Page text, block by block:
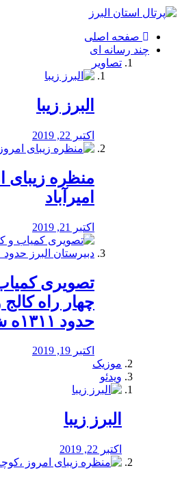
فصد
شرق
تهران
خشکشویی
صفحه اصلی
چند رسانه ای
تصاویر
البرز زیبا
اکتبر 22, 2019
منظره‌‌ زیبای
امیرآباد
اکتبر 21, 2019
️تصویری
چهار راه كالج
حدود ۱۳۱۱ه ش
اکتبر 19, 2019
موزیک
ویدئو
البرز زیبا
اکتبر 22, 2019